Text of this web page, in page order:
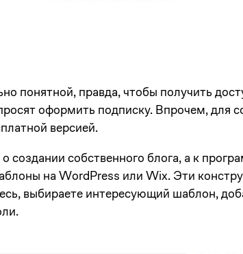
понятной, правда, чтобы получить
оформить подписку. Впрочем, для
версией.
создании собственного блога, а к
на WordPress или Wix. Эти
выбираете интересующий шаблон,